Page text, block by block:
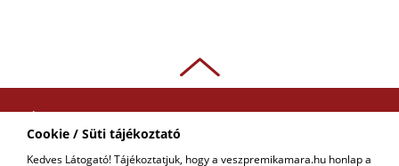
Cookie / Süti tájékoztató
Kedves Látogató! Tájékoztatjuk, hogy a veszpremikamara.hu honlap a